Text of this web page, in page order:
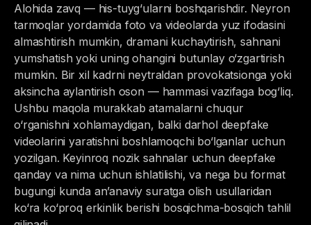
Alohida zavq — his-tuyg‘ularni boshqarishdir. Neyron
tarmoqlar yordamida foto va videolarda yuz ifodasini
almashtirish mumkin, dramani kuchaytirish, sahnani
yumshatish yoki uning ohangini butunlay o‘zgartirish
mumkin. Bir xil kadrni neytraldan provokatsionga yoki
aksincha aylantirish oson — hammasi vazifaga bog‘liq.
Ushbu maqola murakkab atamalarni chuqur
o‘rganishni xohlamaydigan, balki darhol deepfake
videolarini yaratishni boshlamoqchi bo‘lganlar uchun
yozilgan. Keyinroq nozik sahnalar uchun deepfake
qanday va nima uchun ishlatilishi, va nega bu format
bugungi kunda an’anaviy suratga olish usullaridan
ko‘ra ko‘proq erkinlik berishi bosqichma-bosqich tahlil